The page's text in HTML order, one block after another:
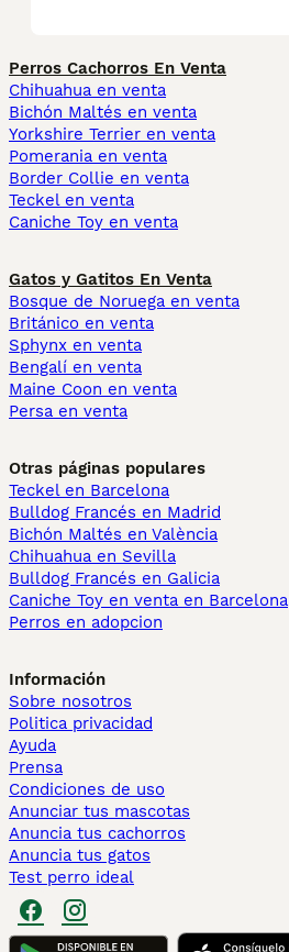
Perros Cachorros En Venta
Chihuahua en venta
Bichón Maltés en venta
Yorkshire Terrier en venta
Pomerania en venta
Border Collie en venta
Teckel en venta
Caniche Toy en venta
Gatos y Gatitos En Venta
Bosque de Noruega en venta
Británico en venta
Sphynx en venta
Bengalí en venta
Maine Coon en venta
Persa en venta
Otras páginas populares
Teckel en Barcelona
Bulldog Francés en Madrid
Bichón Maltés en València
Chihuahua en Sevilla
Bulldog Francés en Galicia
Caniche Toy en venta en Barcelona
Perros en adopcion
Información
Sobre nosotros
Politica privacidad
Ayuda
Prensa
Condiciones de uso
Anunciar tus mascotas
Anuncia tus cachorros
Anuncia tus gatos
Test perro ideal